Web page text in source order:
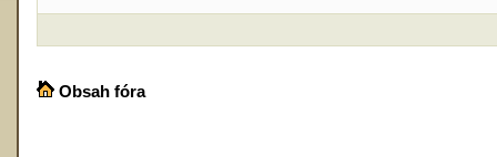
Obsah fóra